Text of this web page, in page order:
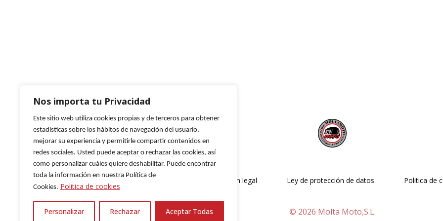
Nos importa tu Privacidad
Este sitio web utiliza cookies propias y de terceros para obtener
estadísticas sobre los hábitos de navegación del usuario,
mejorar su experiencia y permitirle compartir contenidos en
redes sociales. Usted puede aceptar o rechazar las cookies, así
como personalizar cuáles quiere deshabilitar. Puede encontrar
toda la información en nuestra Política de
Cookies. Politica de cookies
Personalizar Rechazar Aceptar Todas
Información legal Ley de protección de datos Politica de
© 2026 Molta Moto,S.L.